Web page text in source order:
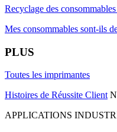
Recyclage des consommables
Mes consommables sont-ils
PLUS
Toutes les imprimantes
Histoires de Réussite Client
APPLICATIONS